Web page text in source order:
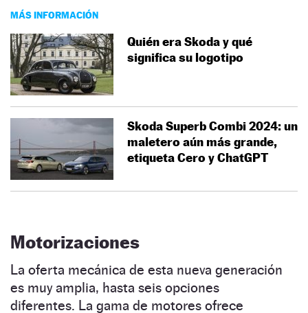
MÁS INFORMACIÓN
Quién era Skoda y qué
significa su logotipo
Skoda Superb Combi 2024: un
maletero aún más grande,
etiqueta Cero y ChatGPT
Motorizaciones
La oferta mecánica de esta nueva generación
es muy amplia, hasta seis opciones
diferentes. La gama de motores ofrece